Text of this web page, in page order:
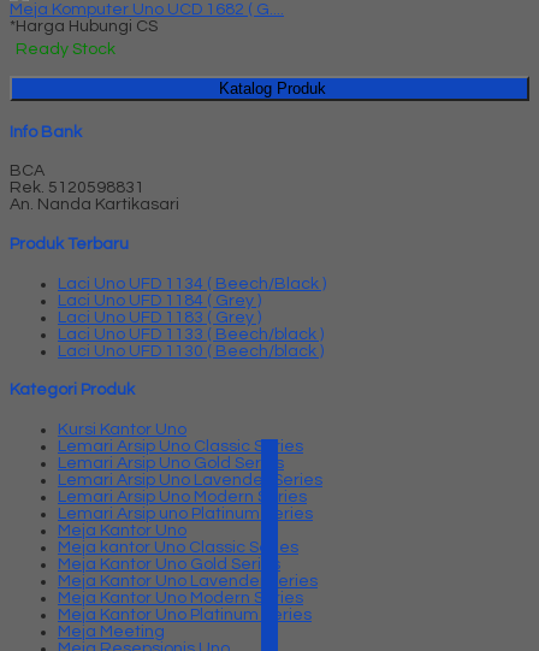
Meja Komputer Uno UCD 1682 ( G....
*Harga Hubungi CS
Ready Stock
Katalog Produk
Info Bank
BCA
Rek. 5120598831
An. Nanda Kartikasari
Produk Terbaru
Laci Uno UFD 1134 ( Beech/Black )
Laci Uno UFD 1184 ( Grey )
Laci Uno UFD 1183 ( Grey )
Laci Uno UFD 1133 ( Beech/black )
Laci Uno UFD 1130 ( Beech/black )
Kategori Produk
Kursi Kantor Uno
Lemari Arsip Uno Classic Series
Lemari Arsip Uno Gold Series
Lemari Arsip Uno Lavender Series
Lemari Arsip Uno Modern Series
Lemari Arsip uno Platinum Series
Meja Kantor Uno
Meja kantor Uno Classic Series
Meja Kantor Uno Gold Series
Meja Kantor Uno Lavender series
Meja Kantor Uno Modern Series
Meja Kantor Uno Platinum Series
Meja Meeting